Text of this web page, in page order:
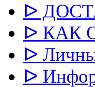
ᐅ
ᐅ КАК
ᐅ
ᐅ